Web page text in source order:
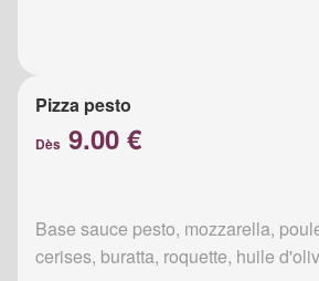
Pizza pesto
Dès 9.00 €
Base sauce pesto, mozzarella,
cerises, buratta, roquette, huile